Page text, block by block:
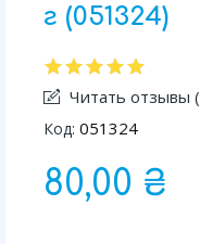
г (051324)
Читать отзывы (
Код: 051324
80,00 ₴